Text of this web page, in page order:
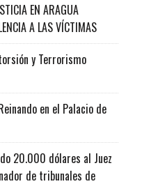
EN ARAGUA
A LAS VÍCTIMAS
y Terrorismo
en el Palacio de
20.000 dólares al Juez
de tribunales de